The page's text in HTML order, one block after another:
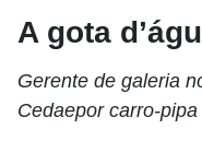
A gota
Gerente de galeria
Cedaepor carro-pipa